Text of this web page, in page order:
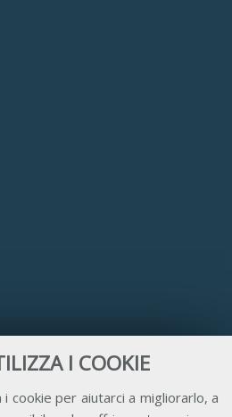
I COOKIE
cookie per aiutarci a migliorarlo, a